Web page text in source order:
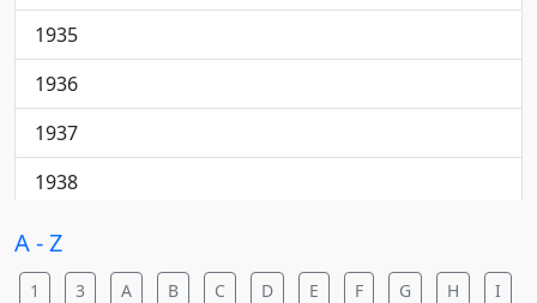
Cantautore
College rock
Country
Country pop
Dance
1935
1936
1937
1938
1940
1941
A - Z
1 3 A B C D E F G H I